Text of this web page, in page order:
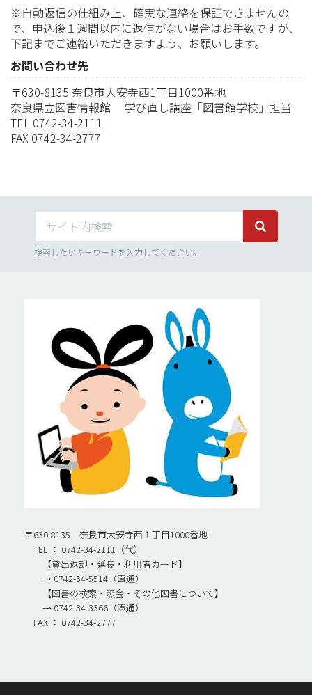
※自動返信の仕組み上、確実な連絡を保証できませんの
で、申込後１週間以内に返信がない場合はお手数ですが、
下記までご連絡いただきますよう、お願いします。
お問い合わせ先
〒630-8135 奈良市大安寺西1丁目1000番地
奈良県立図書情報館 学び直し講座「図書館学校」担当
TEL 0742-34-2111
FAX 0742-34-2777
サイト内検索 サイト内
検索したいキーワードを入力してください。
〒630-8135 奈良市大安寺西１丁目1000番地
TEL ： 0742-34-2111（代）
【貸出返却・延長・利用者カード】
→ 0742-34-5514（直通）
【図書の検索・照会・その他図書について】
→ 0742-34-3366（直通）
FAX ： 0742-34-2777